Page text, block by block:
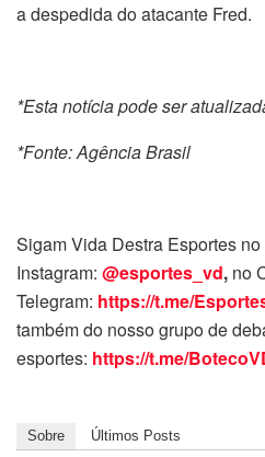
a despedida do atacante Fred.
*Esta notícia pode ser
*Fonte: Agência Brasil
Sigam Vida Destra Esportes no
Instagram: @esportes_vd, no
Telegram: https://t.me/
também do nosso grupo de
esportes: https://t.me/
Sobre Últimos Posts